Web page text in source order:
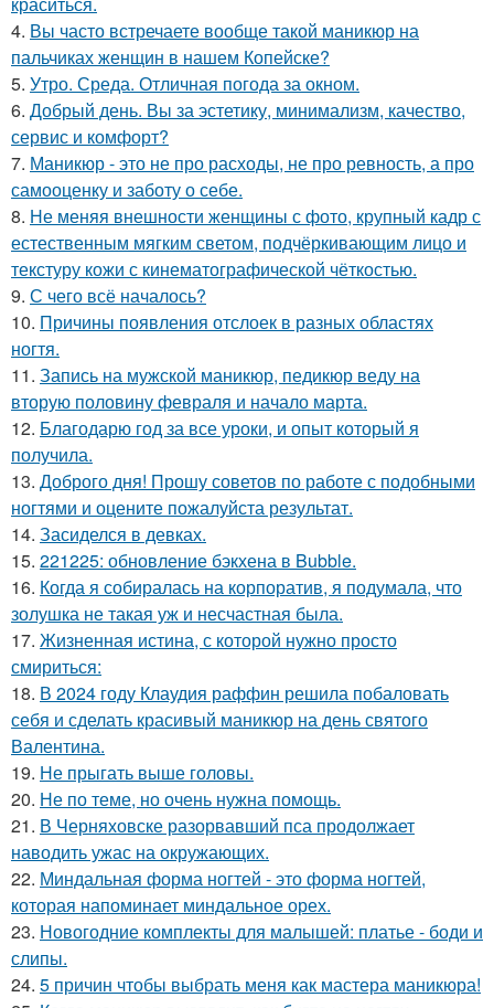
4. Вы часто встречаете вообще такой маникюр на
пальчиках женщин в нашем Копейске?
5. Утро. Среда. Отличная погода за окном.
6. Добрый день. Вы за эстетику, минимализм, качество,
сервис и комфорт?
7. Маникюр - это не про расходы, не про ревность, а про
самооценку и заботу о себе.
8. Не меняя внешности женщины с фото, крупный кадр с
естественным мягким светом, подчёркивающим лицо и
текстуру кожи с кинематографической чёткостью.
9. С чего всё началось?
10. Причины появления отслоек в разных областях
ногтя.
11. Запись на мужской маникюр, педикюр веду на
вторую половину февраля и начало марта.
12. Благодарю год за все уроки, и опыт который я
получила.
13. Доброго дня! Прошу советов по работе с подобными
ногтями и оцените пожалуйста результат.
14. Засиделся в девках.
15. 221225: обновление бэкхена в Bubble.
16. Когда я собиралась на корпоратив, я подумала, что
золушка не такая уж и несчастная была.
17. Жизненная истина, с которой нужно просто
смириться:
18. В 2024 году Клаудия раффин решила побаловать
себя и сделать красивый маникюр на день святого
Валентина.
19. Не прыгать выше головы.
20. Не по теме, но очень нужна помощь.
21. В Черняховске разорвавший пса продолжает
наводить ужас на окружающих.
22. Миндальная форма ногтей - это форма ногтей,
которая напоминает миндальное орех.
23. Новогодние комплекты для малышей: платье - боди и
слипы.
24. 5 причин чтобы выбрать меня как мастера маникюра!